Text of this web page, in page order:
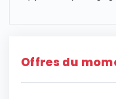
Offres du